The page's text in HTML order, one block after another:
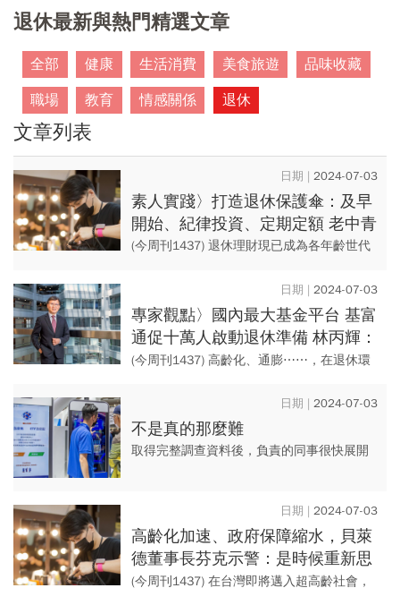
退休最新與熱門精選文章
全部 健康 生活消費 美食旅遊
品味收藏
職場
教育 情感關係 退休
文章列表
2024-07-03
素人實踐〉打造退休保護傘：及早
開始、紀律投資、定期定額 老中青
教戰退休大計心法
(今周刊1437) 退休理財現已成為各年齡世代
習慣。分析三個成功個案經驗發現：定期定
額、有紀律地...
2024-07-03
專家觀點〉國內最大基金平台 基富
通促十萬人啟動退休準備 林丙輝：
複利讓「樂退」成真
(今周刊1437) 高齡化、通膨⋯⋯，在退休環
財思惟？想要安穩退休，又該掌握哪些方法
與工具？本刊...
2024-07-03
不是真的那麼難
取得完整調查資料後，負責的同事很快展開
作，回收問卷超過萬份。而在四...2024-07-03
高齡化加速、政府保障縮水，貝萊
德董事長芬克示警：是時候重新思
考退休了 靠自己！ 超安心退休 一
(今周刊1437) 在台灣即將邁入超高齡社會，